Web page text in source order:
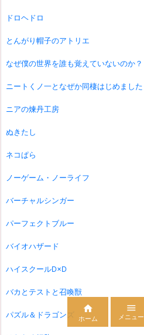
ドロヘドロ
とんがり帽子のアトリエ
なぜ僕の世界を誰も覚えていないのか？
ニートくノ一となぜか同棲はじめました
ニアの煉丹工房
ぬきたし
ネコぱら
ノーゲーム・ノーライフ
バーチャルシンガー
パーフェクトブルー
バイオハザード
ハイスクールD×D
バカとテストと召喚獣
パズル＆ドラゴンズ

ホーム

メニュー